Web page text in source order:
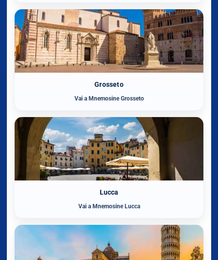
Grosseto
Vai a Mnemosine Grosseto
Lucca
Vai a Mnemosine Lucca